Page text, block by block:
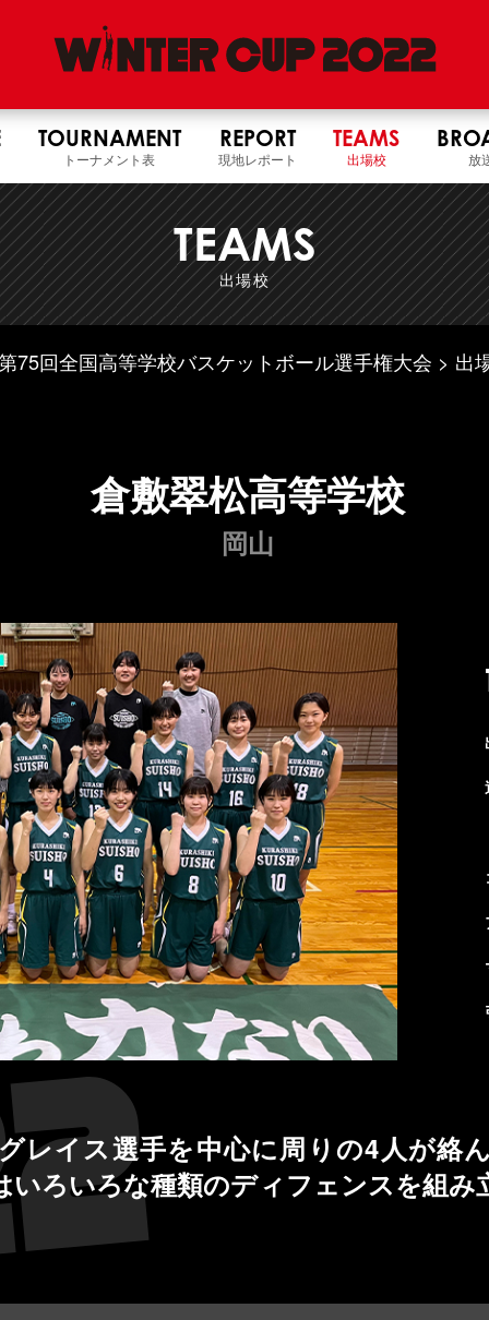
TOURNAMENT
トーナメント表
REPORT
現地レポート
TEAMS
出場校 放
TEAMS
出場校
75回全国高等学校バスケットボール選手権大会 出
倉敷翠松高等学校
岡山
レイス選手を中心に周りの4人が絡
いろいろな種類のディフェンスを組み